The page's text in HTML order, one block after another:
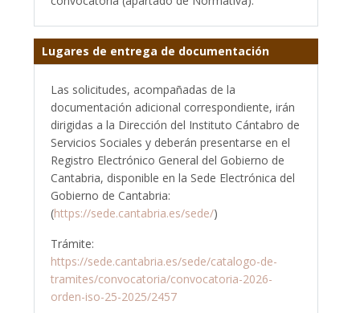
Lugares de entrega de documentación
Las solicitudes, acompañadas de la
documentación adicional correspondiente, irán
dirigidas a la Dirección del Instituto Cántabro de
Servicios Sociales y deberán presentarse en el
Registro Electrónico General del Gobierno de
Cantabria, disponible en la Sede Electrónica del
Gobierno de Cantabria:
(https://sede.cantabria.es/sede/)
Trámite:
https://sede.cantabria.es/sede/catalogo-de-
tramites/convocatoria/convocatoria-2026-
orden-iso-25-2025/2457